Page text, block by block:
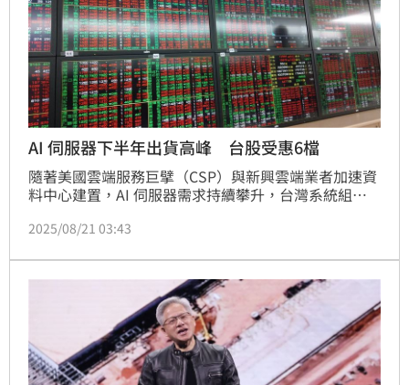
AI 伺服器下半年出貨高峰 台股受惠6檔
隨著美國雲端服務巨擘（CSP）與新興雲端業者加速資
料中心建置，AI 伺服器需求持續攀升，台灣系統組裝
GB 系列機櫃放量，全年出貨量上修至 2.7 至 2.8 萬
2025/08/21 03:43